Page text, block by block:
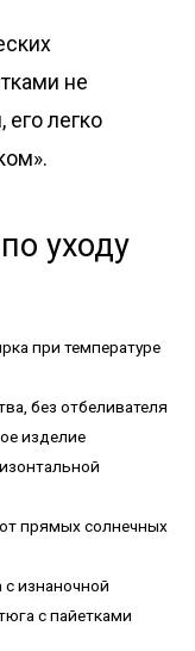
не
легко
уходу
при температуре
без отбеливателя
изделие
прямых солнечных
изнаночной
с пайетками